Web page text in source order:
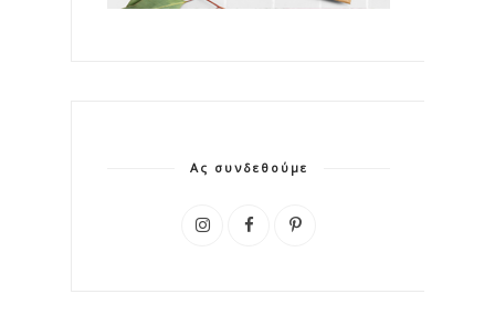
Ας συνδεθούμε